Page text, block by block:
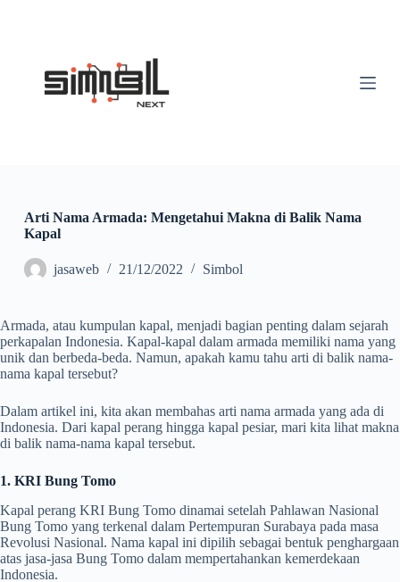
Arti Nama Armada: Mengetahui Makna di Balik Nama
Kapal
jasaweb 21/12/2022 Simbol
Armada, atau kumpulan kapal, menjadi bagian penting dalam sejarah
perkapalan Indonesia. Kapal-kapal dalam armada memiliki nama yang
unik dan berbeda-beda. Namun, apakah kamu tahu arti di balik nama-
nama kapal tersebut?
Dalam artikel ini, kita akan membahas arti nama armada yang ada di
Indonesia. Dari kapal perang hingga kapal pesiar, mari kita lihat makna
di balik nama-nama kapal tersebut.
1. KRI Bung Tomo
Kapal perang KRI Bung Tomo dinamai setelah Pahlawan Nasional
Bung Tomo yang terkenal dalam Pertempuran Surabaya pada masa
Revolusi Nasional. Nama kapal ini dipilih sebagai bentuk penghargaan
atas jasa-jasa Bung Tomo dalam mempertahankan kemerdekaan
Indonesia.